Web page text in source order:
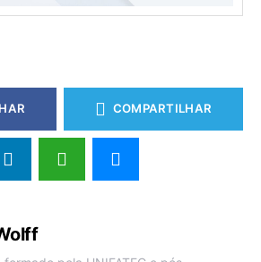
COMPARTILHAR